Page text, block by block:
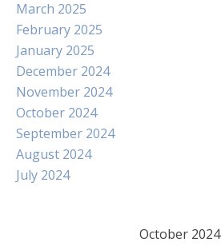
March 2025
February 2025
January 2025
December 2024
November 2024
October 2024
September 2024
August 2024
July 2024
October 2024